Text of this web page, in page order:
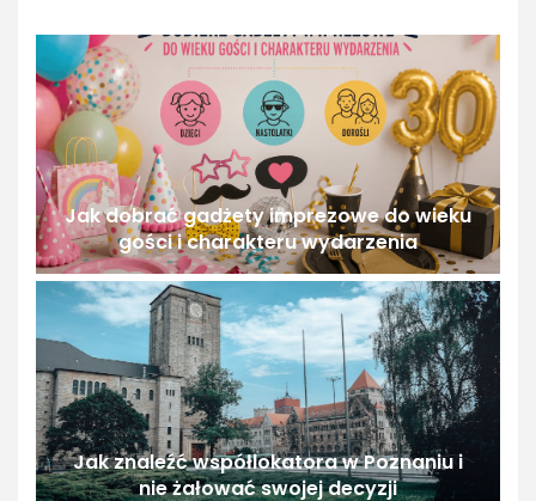
Jak dobrać gadżety imprezowe do wieku
gości i charakteru wydarzenia
Jak znaleźć współlokatora w Poznaniu i
nie żałować swojej decyzji